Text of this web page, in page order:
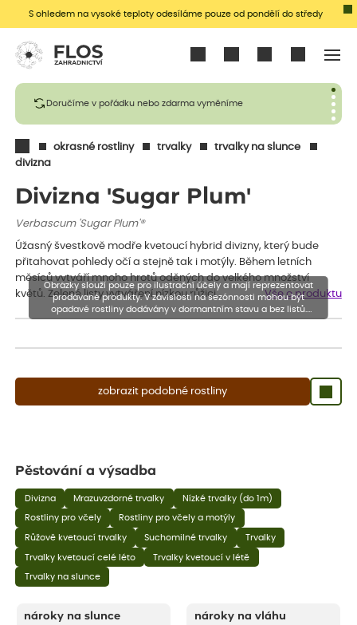
S ohledem na vysoké teploty odesíláme pouze od pondělí do středy
Doručíme v pořádku nebo zdarma vyměníme
okrasné rostliny trvalky
trvalky na slunce
divizna
Divizna 'Sugar Plum'
Verbascum 'Sugar Plum'®
Úžasný švestkově modře kvetoucí hybrid divizny, který bude
přitahovat pohledy očí a stejně tak i motýly. Během letních
měsíců vytváří mnoho hrotů oděných do velkého množství
květů. Zelené listy vytváření nízkou růžici.…
Vše o produktu
zobrazit podobné rostliny
Obrázky slouží pouze pro ilustrační účely a mají reprezentovat
prodávané produkty. V závislosti na sezónnosti mohou být
opadavé rostliny dodávány v dormantním stavu a bez listů.
Rostliny mohou být také sestřiženy níže, než je uvedená výška,
Pěstování a výsadba
Divizna Mrazuvzdorné trvalky Nízké trvalky (do 1m)
Rostliny pro včely Rostliny pro včely a motýly
Růžově kvetoucí trvalky Suchomilné trvalky Trvalky
Trvalky kvetoucí celé léto Trvalky kvetoucí v létě
Trvalky na slunce
nároky na slunce nároky na vláhu